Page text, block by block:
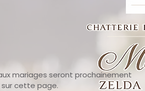
mariages seront prochainement
cette page.